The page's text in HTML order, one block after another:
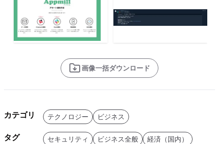
画像一括ダウンロード
カテゴリ テクノロジー ビジネス
タグ セキュリティ ビジネス全般 経済（国内）